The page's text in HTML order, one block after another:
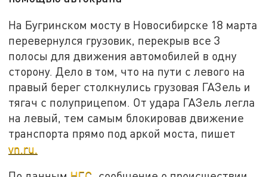
На Бугринском мосту в Новосибирске 18 марта
перевернулся грузовик, перекрыв все 3
полосы для движения автомобилей в одну
сторону. Дело в том, что на пути с левого на
правый берег столкнулись грузовая ГАЗель и
тягач с полуприцепом. От удара ГАЗель легла
на левый, тем самым блокировав движение
транспорта прямо под аркой моста, пишет
vn.ru.